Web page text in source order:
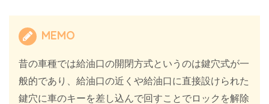
MEMO
昔の車種では給油口の開閉方式というのは鍵穴式が一
般的であり、給油口の近くや給油口に直接設けられた
鍵穴に車のキーを差し込んで回すことでロックを解除